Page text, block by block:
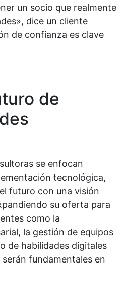
un socio que realmente
dice un cliente
de confianza es clave
de
se enfocan
tecnológica,
futuro con una visión
su oferta para
como la
la gestión de equipos
de habilidades digitales
fundamentales en